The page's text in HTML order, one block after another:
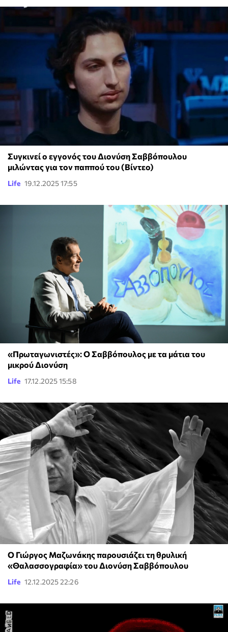
Συγκινεί ο εγγονός του Διονύση Σαββόπουλου
μιλώντας για τον παππού του (Βίντεο)
Life 19.12.2025 17:55
«Πρωταγωνιστές»: Ο Σαββόπουλος με τα μάτια του
μικρού Διονύση
Life 17.12.2025 15:58
Ο Γιώργος Μαζωνάκης παρουσιάζει τη θρυλική
«Θαλασσογραφία» του Διονύση Σαββόπουλου
Life 12.12.2025 22:26